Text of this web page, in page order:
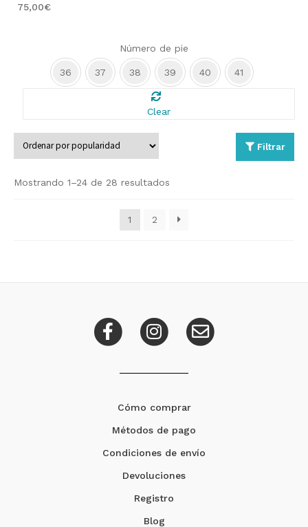
75,00€
Número de pie
36 37 38 39 40 41
Clear
Filtrar
Mostrando 1–24 de 28 resultadosOrdenado
1 2
Cómo comprar
Métodos de pago
Condiciones de envío
Devoluciones
Registro
Blog